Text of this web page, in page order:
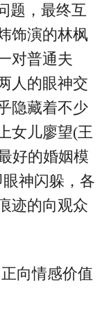
题，最终互
饰演的林枫
对普通夫
人的眼神交
隐藏着不少
女儿廖望(王
好的婚姻模
神闪躲，各
迹的向观众
向情感价值